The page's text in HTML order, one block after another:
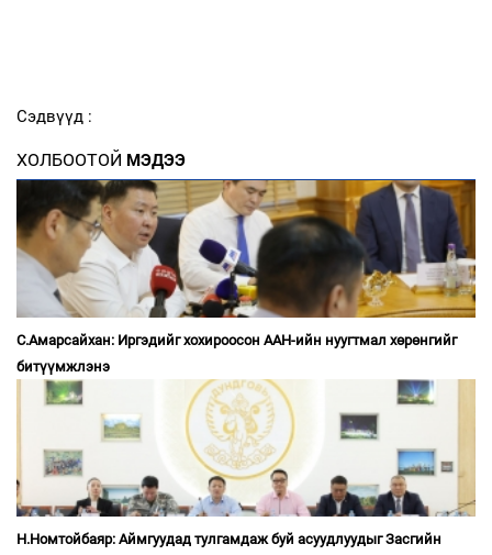
Сэдвүүд :
ХОЛБООТОЙ МЭДЭЭ
С.Амарсайхан: Иргэдийг хохироосон ААН-ийн нуугтмал хөрөнгийг
битүүмжлэнэ
Н.Номтойбаяр: Аймгуудад тулгамдаж буй асуудлуудыг Засгийн